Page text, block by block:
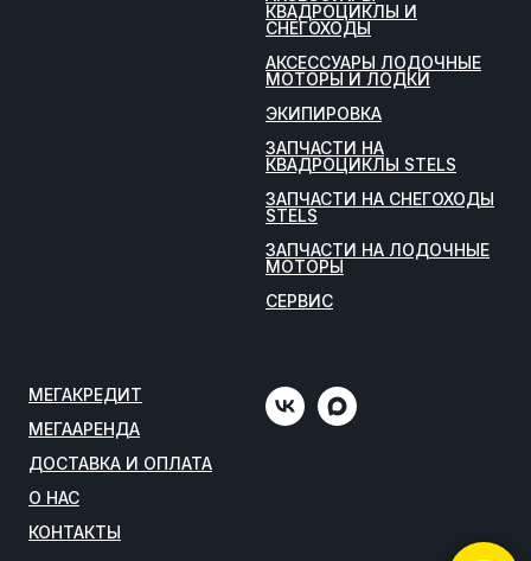
КВАДРОЦИКЛЫ И
СНЕГОХОДЫ
АКСЕССУАРЫ ЛОДОЧНЫЕ
МОТОРЫ И ЛОДКИ
ЭКИПИРОВКА
ЗАПЧАСТИ НА
КВАДРОЦИКЛЫ STELS
ЗАПЧАСТИ НА СНЕГОХОДЫ
STELS
ЗАПЧАСТИ НА ЛОДОЧНЫЕ
МОТОРЫ
СЕРВИС
МЕГАКРЕДИТ
МЕГААРЕНДА
ДОСТАВКА И ОПЛАТА
О НАС
КОНТАКТЫ